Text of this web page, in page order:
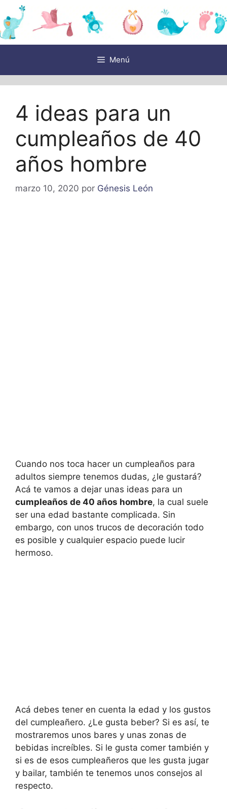
Saltar
al
contenido
Menú
4 ideas para un
cumpleaños de 40
años hombre
marzo 10, 2020 por Génesis León
Cuando nos toca hacer un cumpleaños para
adultos siempre tenemos dudas, ¿le gustará?
Acá te vamos a dejar unas ideas para un
cumpleaños de 40 años hombre, la cual suele
ser una edad bastante complicada. Sin
embargo, con unos trucos de decoración todo
es posible y cualquier espacio puede lucir
hermoso.
Acá debes tener en cuenta la edad y los gustos
del cumpleañero. ¿Le gusta beber? Si es así, te
mostraremos unos bares y unas zonas de
bebidas increíbles. Si le gusta comer también y
si es de esos cumpleañeros que les gusta jugar
y bailar, también te tenemos unos consejos al
respecto.